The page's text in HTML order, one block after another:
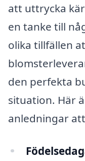
att uttrycka
en tanke till
olika tillfällen
den perfekta
situation. Här
anledningar